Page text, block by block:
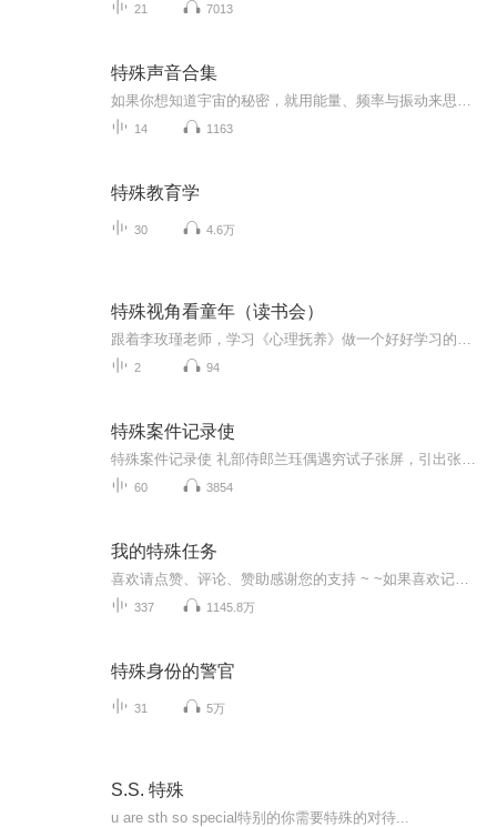
21 7013
特殊声音合集
14 1163
特殊教育学
30 4.6万
特殊视角看童年（读书会）
2 94
特殊案件记录使
60 3854
我的特殊任务
337 1145.8万
特殊身份的警官
31 5万
S.S. 特殊
u are sth so special特别的你需要特殊的对待...